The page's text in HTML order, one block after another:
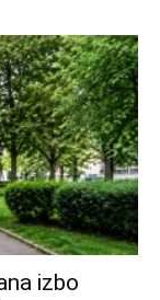
izbo